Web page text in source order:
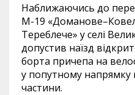
Наближаючись до
М-19
Тереблече» у селі
допустив наїзд
борта причепа на
у попутному напрямку
частини.